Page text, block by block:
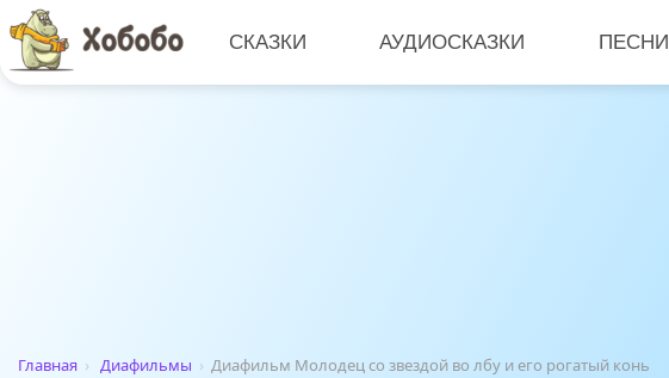
СКАЗКИ АУДИОСКАЗКИ ПЕСНИ
Главная › Диафильмы › Диафильм Молодец со звездой во лбу и его рогатый конь